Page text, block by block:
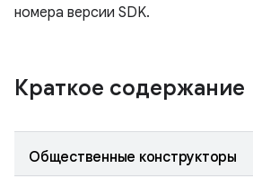
номера версии SDK.
Краткое содержание
Общественные конструкторы